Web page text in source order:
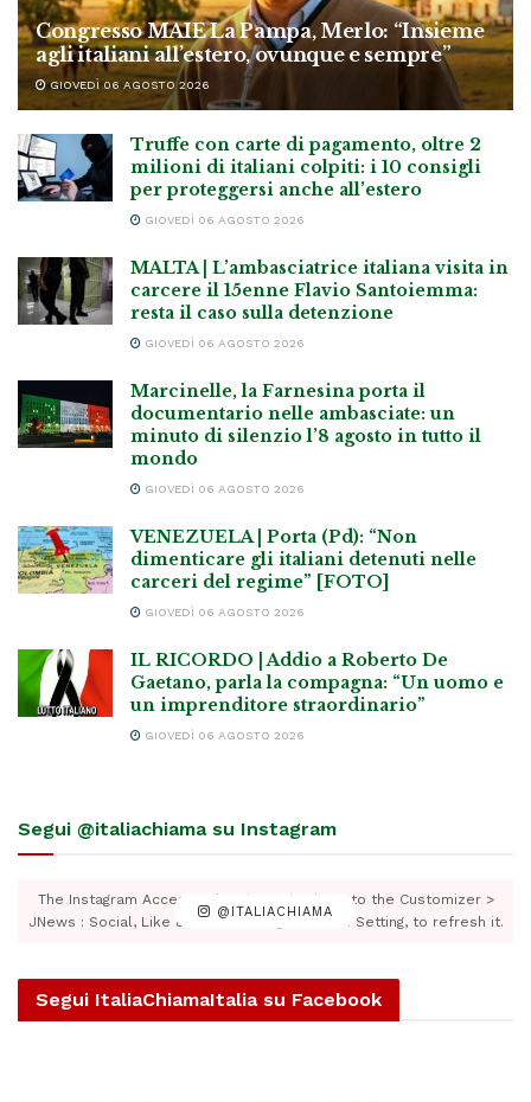
Congresso MAIE La Pampa, Merlo: “Insieme
agli italiani all’estero, ovunque e sempre”
GIOVEDÌ 06 AGOSTO 2026
Truffe con carte di pagamento, oltre 2
milioni di italiani colpiti: i 10 consigli
per proteggersi anche all’estero
GIOVEDÌ 06 AGOSTO 2026
MALTA | L’ambasciatrice italiana visita in
carcere il 15enne Flavio Santoiemma:
resta il caso sulla detenzione
GIOVEDÌ 06 AGOSTO 2026
Marcinelle, la Farnesina porta il
documentario nelle ambasciate: un
minuto di silenzio l’8 agosto in tutto il
mondo
GIOVEDÌ 06 AGOSTO 2026
VENEZUELA | Porta (Pd): “Non
dimenticare gli italiani detenuti nelle
carceri del regime” [FOTO]
GIOVEDÌ 06 AGOSTO 2026
IL RICORDO | Addio a Roberto De
Gaetano, parla la compagna: “Un uomo e
un imprenditore straordinario”
GIOVEDÌ 06 AGOSTO 2026
Segui @italiachiama su Instagram
@ITALIACHIAMA
The Instagram Access Token is expired, Go to the Customizer >
JNews : Social, Like & View > Instagram Feed Setting, to refresh it.
Segui ItaliaChiamaItalia su Facebook